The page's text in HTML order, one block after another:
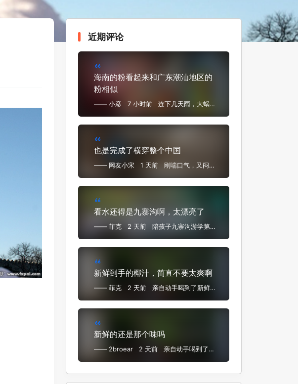
近期评论
海南的粉看起来和广东潮汕地区的
粉相似
—— 小彦 7 小时前
也是完成了横穿整个中国
—— 网友小宋 1 天前
看水还得是九寨沟啊，太漂亮了
—— 菲克 2 天前
新鲜到手的椰汁，简直不要太爽啊
—— 菲克 2 天前
新鲜的还是那个味吗
—— 2broear 2 天前